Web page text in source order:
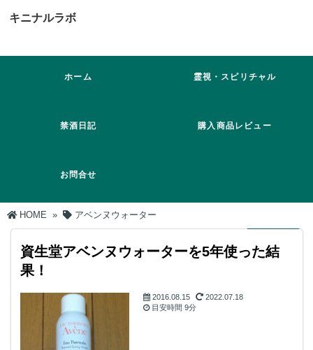
キニナルラボ
ホーム 霊視・スピリチャル
禁酒日記 購入商品レビュー
お問合せ
HOME » アベンヌウォーター
資生堂アベンヌウォーターを5年使った結
果！
2016.08.15
2022.07.18
目安時間 9分